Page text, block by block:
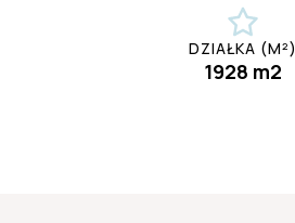
DZIAŁKA (M²)
1928 m2